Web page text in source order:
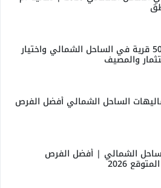
دليلك لاكثر من 50 قرية في الساحل الشمالي واختيار
والمصيف
الساحل الشمالي أفضل الفرص
الشمالي | أفضل الفرص
2026